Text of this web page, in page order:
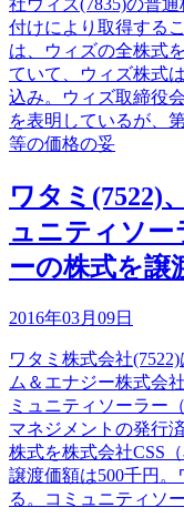
付けにより取得する
は、ウィズの全株式
ていて、ウィズ株式
込み。ウィズ取締役
を表明しているが、
等の価格の妥
ワタミ(7522)
ュニティソー
ーの株式を譲
2016年03月09日
ワタミ株式会社
ム＆エナジー株式会
ミュニティソーラー
マネジメントの発行
株式を株式会社CSS
譲渡価額は500千円。
る。コミュニティソ